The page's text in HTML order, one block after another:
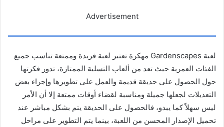
Advertisement
لعبة Gardenscapes مهكرة تعتبر لعبة فريدة وممتعة تناسب جميع
الفئات العمرية حيث تعد من ألعاب التسلية الممتازة، تدور فكرتها
حول الحصول على حديقة قديمة والعمل على تطويرها وإجراء بعض
التعديلات لجعلها جميلة ومناسبة لقضاء أوقات ممتعة إلا أن الأمر
ليس سهلاً كما يبدو، فالحصول على الحديقة يتم بشكل مباشر عند
تحميل الإصدار المحسن من اللعبة، بينما يتم التطوير على مراحل